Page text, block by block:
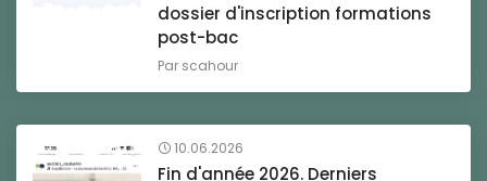
dossier d'inscription formations
post-bac
Par scahour
10.06.2026
Fin d'année 2026. Derniers